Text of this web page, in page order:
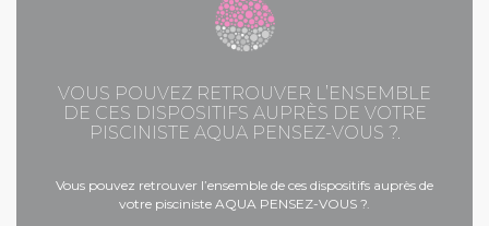
VOUS POUVEZ RETROUVER L’ENSEMBLE
DE CES DISPOSITIFS AUPRÈS DE VOTRE
PISCINISTE AQUA PENSEZ-VOUS ?.
Vous pouvez retrouver l’ensemble de ces dispositifs auprès de
votre pisciniste AQUA PENSEZ-VOUS ?.